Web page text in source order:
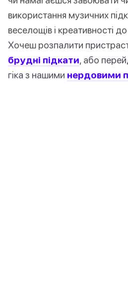
використання музичних
веселощів і креативності
Хочеш розпалити
брудні підкати, або
гіка з нашими нердовими